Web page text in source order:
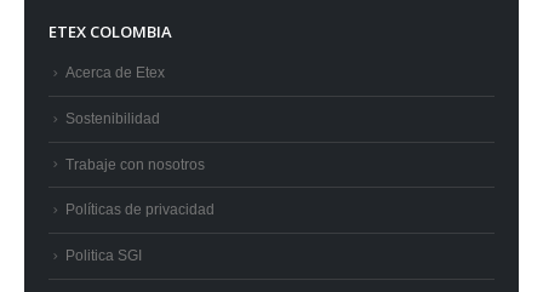
ETEX COLOMBIA
Acerca de Etex
Sostenibilidad
Trabaje con nosotros
Políticas de privacidad
Politica SGI